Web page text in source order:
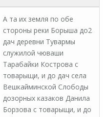
А та их земля по обе
стороны реки Борыша до2
дач деревни Тувармы
служилой чюваши
Тарабайки Кострова с
товарыщи, и до дач села
Вешкайминской Слободы
дозорных казаков Данила
Борзова с товарыщи, и до